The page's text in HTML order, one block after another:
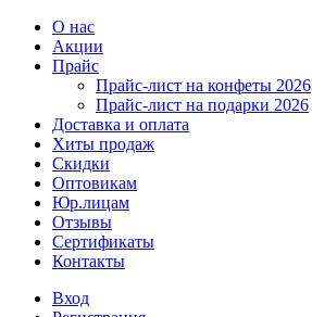
О нас
Акции
Прайс
Прайс-лист на конфеты 2026
Прайс-лист на подарки 2026
Доставка и оплата
Хиты продаж
Скидки
Оптовикам
Юр.лицам
Отзывы
Сертификаты
Контакты
Вход